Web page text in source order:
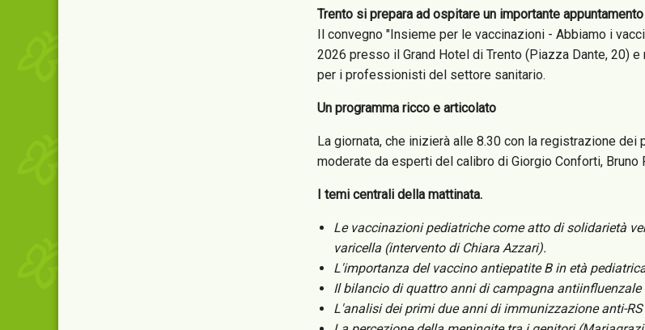
Trento si prepara ad ospitare un importante
Il convegno "Insieme per le vaccinazioni - Abbiamo i
2026 presso il Grand Hotel di Trento (Piazza Dante, 20)
per i professionisti del settore sanitario.
Un programma ricco e articolato
La giornata, che inizierà alle 8.30 con la registrazione
moderate da esperti del calibro di Giorgio Conforti, Bruno
I temi centrali della mattinata.
Le vaccinazioni pediatriche come atto di solidarietà
varicella (intervento di Chiara Azzari).
L'importanza del vaccino antiepatite B in età
Il bilancio di quattro anni di campagna
L'analisi dei primi due anni di immunizzazione anti-